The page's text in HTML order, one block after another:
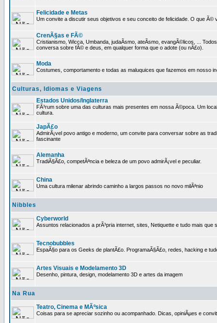
Felicidade e Metas
Um convite a discutir seus objetivos e seu conceito de felicidade. O que Ã©
CrenÃ§as e FÃ©
Cristianismo, Wicca, Umbanda, judaÃ­smo, ateÃ­smo, evangÃ©licos, ...
conversa sobre fÃ© e deus, em qualquer forma que o adote (ou nÃ£o).
Moda
Costumes, comportamento e todas as maluquices que fazemos em nosso
Culturas, Idiomas e Viagens
Estados Unidos/Inglaterra
FÃ³rum sobre uma das culturas mais presentes em nossa Ã©poca. Um
cultura.
JapÃ£o
AdmirÃ¡vel povo antigo e moderno, um convite para conversar sobre as
fascinante
Alemanha
TradiÃ§Ã£o, competÃªncia e beleza de um povo admirÃ¡vel e peculiar.
China
Uma cultura milenar abrindo caminho a largos passos no novo milÃªnio
Nibbles
Cyberworld
Assuntos relacionados a prÃ³pria internet, sites, Netiquette e tudo mais que
Tecnobubbles
EspaÃ§o para os Geeks de plantÃ£o. ProgramaÃ§Ã£o, redes, hacking e
Artes Visuais e Modelamento 3D
Desenho, pintura, design, modelamento 3D e artes da imagem
Na Rua
Teatro, Cinema e MÃºsica
Coisas para se apreciar sozinho ou acompanhado. Dicas, opiniÃµes e